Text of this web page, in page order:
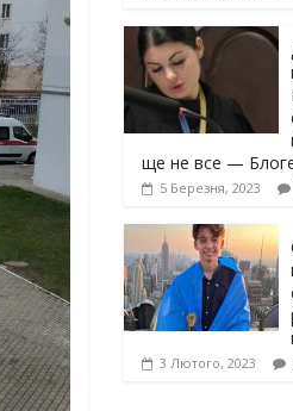
ще не все —
5 Березня, 2023
3 Лютого, 2023